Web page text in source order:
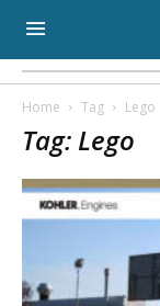
Home Tag Lego
Tag: Lego